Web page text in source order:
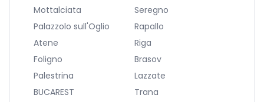
Mottalciata
Seregno
Palazzolo sull'Oglio
Rapallo
Atene
Riga
Foligno
Brasov
Palestrina
Lazzate
BUCAREST
Trana